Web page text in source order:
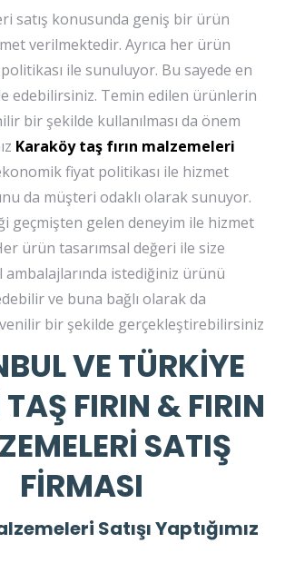
satış konusunda geniş bir ürün
verilmektedir. Ayrıca her ürün
ile sunuluyor. Bu sayede en
edebilirsiniz. Temin edilen ürünlerin
bir şekilde kullanılması da önem
Karaköy taş fırın malzemeleri
fiyat politikası ile hizmet
da müşteri odaklı olarak sunuyor.
geçmişten gelen deneyim ile hizmet
ürün tasarımsal değeri ile size
ambalajlarında istediğiniz ürünü
ve buna bağlı olarak da
bir şekilde gerçekleştirebilirsiniz
VE TÜRKİYE
TAŞ FIRIN & FIRIN
SATIŞ
FİRMASI
Satışı Yaptığımız